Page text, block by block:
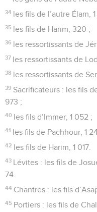
34 les fils de l’autre Élam,
35 les fils de Harim, 320 ;
36 les ressortissants de
37 les ressortissants de
38 les ressortissants de
39 Sacrificateurs : les fils
973 ;
40 les fils d’Immer, 1 052 ;
41 les fils de Pachhour, 1
42 les fils de Harim, 1 017.
43 Lévites : les fils de
74.
44 Chantres : les fils
45 Portiers : les fils de